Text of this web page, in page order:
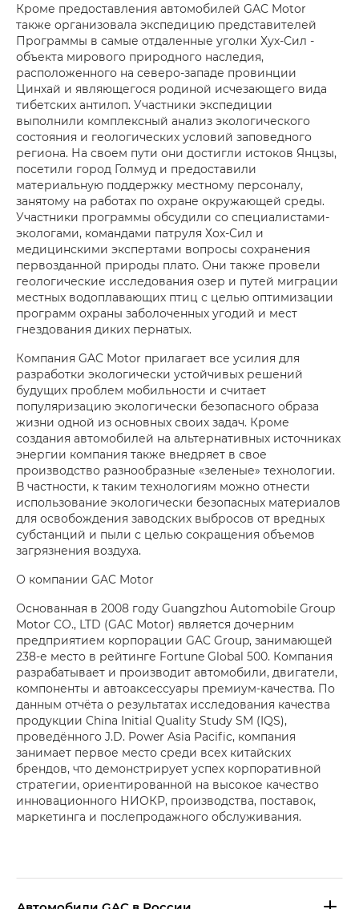
Кроме предоставления автомобилей GAC Motor
также организовала экспедицию представителей
Программы в самые отдаленные уголки Хух-Сил -
объекта мирового природного наследия,
расположенного на северо-западе провинции
Цинхай и являющегося родиной исчезающего вида
тибетских антилоп. Участники экспедиции
выполнили комплексный анализ экологического
состояния и геологических условий заповедного
региона. На своем пути они достигли истоков Янцзы,
посетили город Голмуд и предоставили
материальную поддержку местному персоналу,
занятому на работах по охране окружающей среды.
Участники программы обсудили со специалистами-
экологами, командами патруля Хох-Сил и
медицинскими экспертами вопросы сохранения
первозданной природы плато. Они также провели
геологические исследования озер и путей миграции
местных водоплавающих птиц с целью оптимизации
программ охраны заболоченных угодий и мест
гнездования диких пернатых.
Компания GAC Motor прилагает все усилия для
разработки экологически устойчивых решений
будущих проблем мобильности и считает
популяризацию экологически безопасного образа
жизни одной из основных своих задач. Кроме
создания автомобилей на альтернативных источниках
энергии компания также внедряет в свое
производство разнообразные «зеленые» технологии.
В частности, к таким технологиям можно отнести
использование экологически безопасных материалов
для освобождения заводских выбросов от вредных
субстанций и пыли с целью сокращения объемов
загрязнения воздуха.
О компании GAC Motor
Основанная в 2008 году Guangzhou Automobile Group
Motor CO., LTD (GAC Motor) является дочерним
предприятием корпорации GAC Group, занимающей
238-е место в рейтинге Fortune Global 500. Компания
разрабатывает и производит автомобили, двигатели,
компоненты и автоаксессуары премиум-качества. По
данным отчёта о результатах исследования качества
продукции China Initial Quality Study SM (IQS),
проведённого J.D. Power Asia Pacific, компания
занимает первое место среди всех китайских
брендов, что демонстрирует успех корпоративной
стратегии, ориентированной на высокое качество
инновационного НИОКР, производства, поставок,
маркетинга и послепродажного обслуживания.